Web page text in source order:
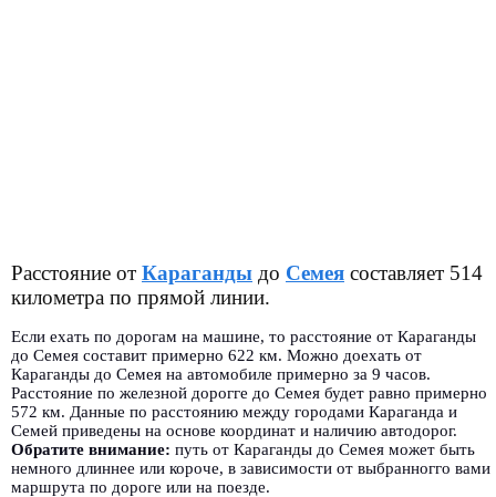
Расстояние от Караганды до Семея составляет 514
километра по прямой линии.
Если ехать по дорогам на машине, то расстояние от Караганды
до Семея составит примерно 622 км. Можно доехать от
Караганды до Семея на автомобиле примерно за 9 часов.
Расстояние по железной дорогге до Семея будет равно примерно
572 км. Данные по расстоянию между городами Караганда и
Семей приведены на основе координат и наличию автодорог.
Обратите внимание: путь от Караганды до Семея может быть
немного длиннее или короче, в зависимости от выбранногго вами
маршрута по дороге или на поезде.